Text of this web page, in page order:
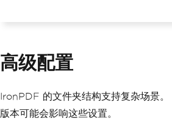
高级配置
IronPDF 的文件夹结构支持复杂场景
版本可能会影响这些设置。